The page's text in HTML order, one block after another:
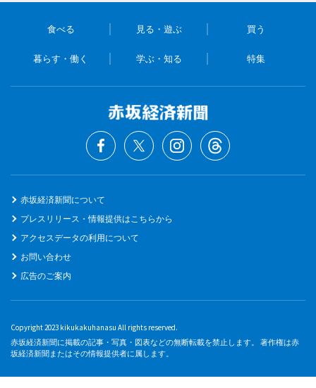
食べる 見る・遊ぶ 買う
暮らす・働く 学ぶ・知る 特集
赤坂経済新聞について
プレスリリース・情報提供はこちらから
アクセスデータの利用について
お問い合わせ
広告のご案内
Copyright 2023 kikukakuhanasu All rights reserved.
赤坂経済新聞に掲載の記事・写真・図表などの無断転載を禁止します。 著作権は赤
坂経済新聞またはその情報提供者に属します。